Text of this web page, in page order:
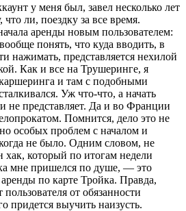
у меня был, завел несколько лет
ли, поездку за все время.
аренды новым пользователем:
понять, что куда вводить, в
нажимать, представляется нехилой
Как и все на Трушеринге, я
и там с подобными
Уж что-что, а начать
не представляет. Да и во Франции
Помнится, дело это не
особых проблем с началом и
не было. Одним словом, не
который по итогам недели
мне пришелся по душе, — это
по карте Тройка. Правда,
от обязанности
придется выучить наизусть.